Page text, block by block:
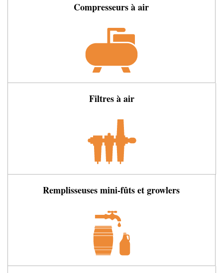
Compresseurs à air
Filtres à air
Remplisseuses mini-fûts et growlers